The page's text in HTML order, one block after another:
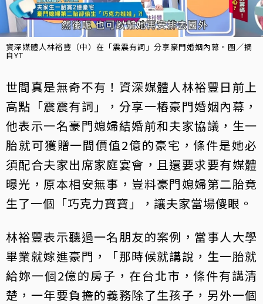
資深媒體人林裕豐（中）在「震震有詞」分享豪門婚姻內幕。圖／摘
自YT
世間真是無奇不有！資深媒體人林裕豐日前上
高點「震震有詞」，分享一樁豪門婚姻內幕，
他表示一名豪門媳婦結婚前和夫家協議，生一
胎就可獲贈一間價值2億的豪宅，條件是她必
須配合夫家出席家庭宴會，且還要求要有媒體
曝光，原本相安無事，豈料豪門媳婦第二胎竟
生了一個「巧克力寶寶」，讓夫家當場傻眼。
林裕豐表示聽過一名朋友的案例，當事人大學
畢業就嫁進豪門，「那時候就講說，生一胎就
給妳一個2億的房子，在台北市，條件有講清
楚，一年要負擔的義務除了生孩子，另外一個